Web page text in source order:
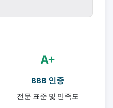
A+
BBB 인증
전문 표준 및 만족도